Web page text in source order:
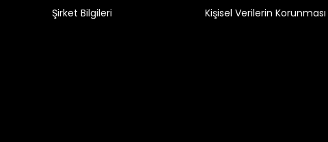
Şirket Bilgileri
Kişisel Verilerin Korunması